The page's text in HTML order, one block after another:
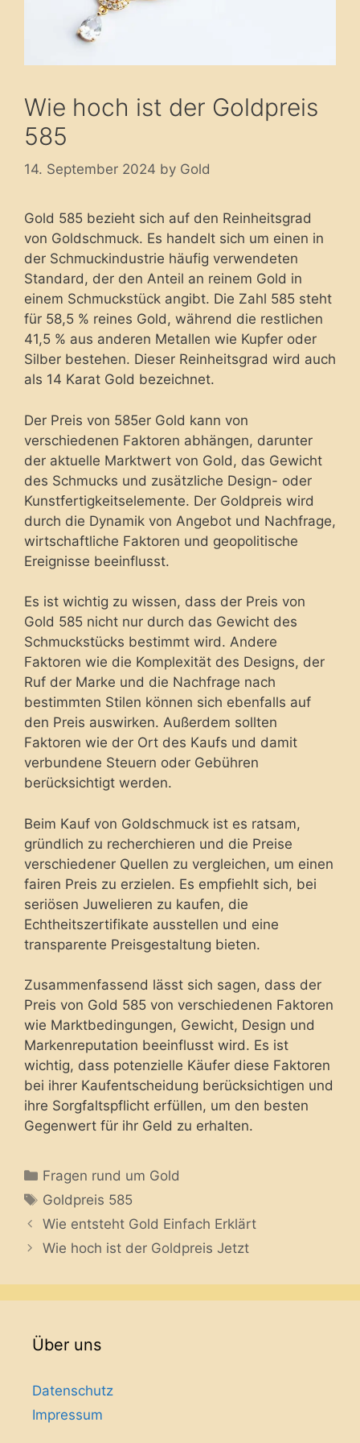
Wie hoch ist der Goldpreis
585
14. September 2024 by Gold
Gold 585 bezieht sich auf den Reinheitsgrad
von Goldschmuck. Es handelt sich um einen in
der Schmuckindustrie häufig verwendeten
Standard, der den Anteil an reinem Gold in
einem Schmuckstück angibt. Die Zahl 585 steht
für 58,5 % reines Gold, während die restlichen
41,5 % aus anderen Metallen wie Kupfer oder
Silber bestehen. Dieser Reinheitsgrad wird auch
als 14 Karat Gold bezeichnet.
Der Preis von 585er Gold kann von
verschiedenen Faktoren abhängen, darunter
der aktuelle Marktwert von Gold, das Gewicht
des Schmucks und zusätzliche Design- oder
Kunstfertigkeitselemente. Der Goldpreis wird
durch die Dynamik von Angebot und Nachfrage,
wirtschaftliche Faktoren und geopolitische
Ereignisse beeinflusst.
Es ist wichtig zu wissen, dass der Preis von
Gold 585 nicht nur durch das Gewicht des
Schmuckstücks bestimmt wird. Andere
Faktoren wie die Komplexität des Designs, der
Ruf der Marke und die Nachfrage nach
bestimmten Stilen können sich ebenfalls auf
den Preis auswirken. Außerdem sollten
Faktoren wie der Ort des Kaufs und damit
verbundene Steuern oder Gebühren
berücksichtigt werden.
Beim Kauf von Goldschmuck ist es ratsam,
gründlich zu recherchieren und die Preise
verschiedener Quellen zu vergleichen, um einen
fairen Preis zu erzielen. Es empfiehlt sich, bei
seriösen Juwelieren zu kaufen, die
Echtheitszertifikate ausstellen und eine
transparente Preisgestaltung bieten.
Zusammenfassend lässt sich sagen, dass der
Preis von Gold 585 von verschiedenen Faktoren
wie Marktbedingungen, Gewicht, Design und
Markenreputation beeinflusst wird. Es ist
wichtig, dass potenzielle Käufer diese Faktoren
bei ihrer Kaufentscheidung berücksichtigen und
ihre Sorgfaltspflicht erfüllen, um den besten
Gegenwert für ihr Geld zu erhalten.
Categories
Fragen rund um Gold
Tags
Goldpreis 585
Wie entsteht Gold Einfach Erklärt
Wie hoch ist der Goldpreis Jetzt
Über uns
Datenschutz
Impressum